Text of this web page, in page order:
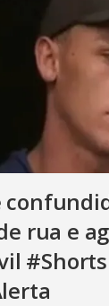
rua e
#Shorts